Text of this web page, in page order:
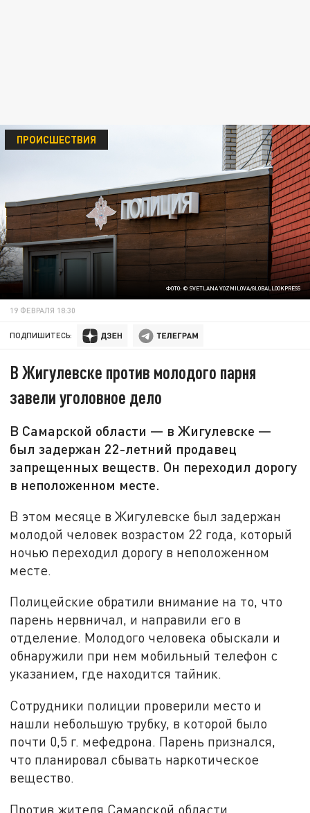
ФОТО: © SVETLANA VOZMILOVA/GLOBALLOOKPRESS
ПРОИСШЕСТВИЯ
19 ФЕВРАЛЯ 18:30
ПОДПИШИТЕСЬ:
В Жигулевске против молодого парня
завели уголовное дело
В Самарской области — в Жигулевске —
был задержан 22-летний продавец
запрещенных веществ. Он переходил дорогу
в неположенном месте.
В этом месяце в Жигулевске был задержан
молодой человек возрастом 22 года, который
ночью переходил дорогу в неположенном
месте.
Полицейские обратили внимание на то, что
парень нервничал, и направили его в
отделение. Молодого человека обыскали и
обнаружили при нем мобильный телефон с
указанием, где находится тайник.
Сотрудники полиции проверили место и
нашли небольшую трубку, в которой было
почти 0,5 г. мефедрона. Парень признался,
что планировал сбывать наркотическое
вещество.
Против жителя Самарской области